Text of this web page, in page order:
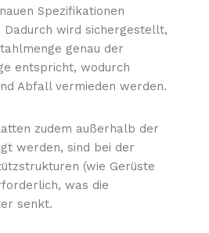
Spezifikationen
wird sichergestellt,
genau der
entspricht, wodurch
Abfall vermieden werden.
zudem außerhalb der
werden, sind bei der
(wie Gerüste
was die
senkt.